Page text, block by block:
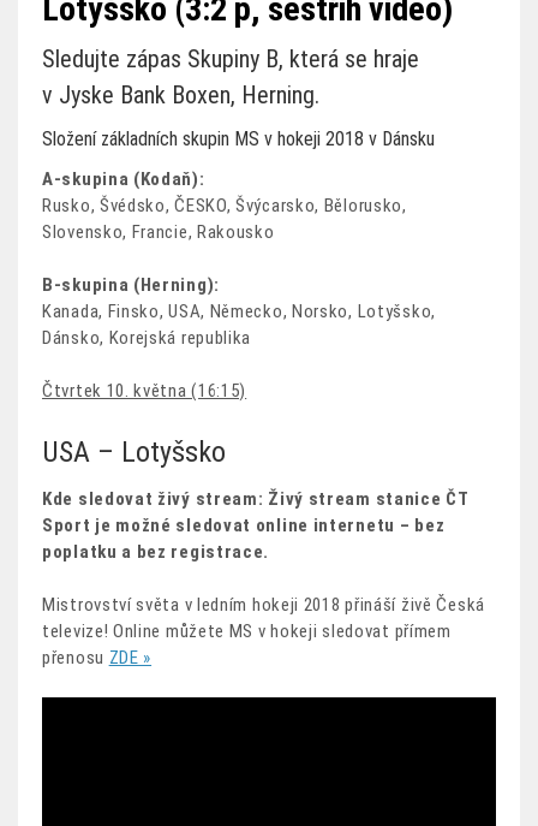
Lotyšsko (3:2 p, sestřih video)
Sledujte zápas Skupiny B, která se hraje
v Jyske Bank Boxen, Herning.
Složení základních skupin MS v hokeji 2018 v Dánsku
A-skupina (Kodaň):
Rusko, Švédsko, ČESKO, Švýcarsko, Bělorusko,
Slovensko, Francie, Rakousko
B-skupina (Herning):
Kanada, Finsko, USA, Německo, Norsko, Lotyšsko,
Dánsko, Korejská republika
Čtvrtek 10. května (16:15)
USA – Lotyšsko
Kde sledovat živý stream: Živý stream stanice ČT
Sport je možné sledovat online internetu – bez
poplatku a bez registrace.
Mistrovství světa v ledním hokeji 2018 přináší živě Česká
televize! Online můžete MS v hokeji sledovat přímem
přenosu ZDE »